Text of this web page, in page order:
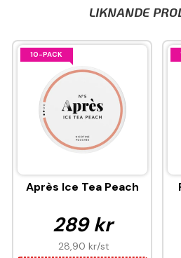
LIKNANDE
10-PACK
Après Ice Tea Peach
289 kr
28,90 kr/st